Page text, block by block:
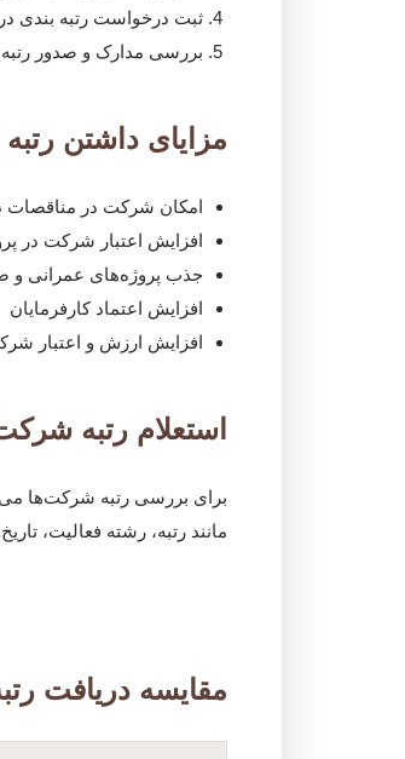
ثبت درخواست رتبه بندی
بررسی مدارک و صدور
مزایای داشتن
امکان شرکت در مناقصات
افزایش اعتبار شرکت در
جذب پروژه‌های عمرانی و
افزایش اعتماد کارفرمایان
افزایش ارزش و اعتبار
استعلام رتبه
برای بررسی رتبه شرکت‌ها
مانند رتبه، رشته فعالیت،
مقایسه دریافت